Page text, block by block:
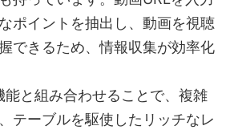
ポイントを抽出し、動画を視聴
できるため、情報収集が効率化
能と組み合わせることで、複雑
テーブルを駆使したリッチなレ